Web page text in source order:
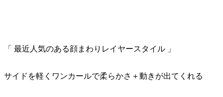
「 最近人気のある顔まわりレイヤースタイル 」
サイドを軽くワンカールで柔らかさ＋動きが出てくれる